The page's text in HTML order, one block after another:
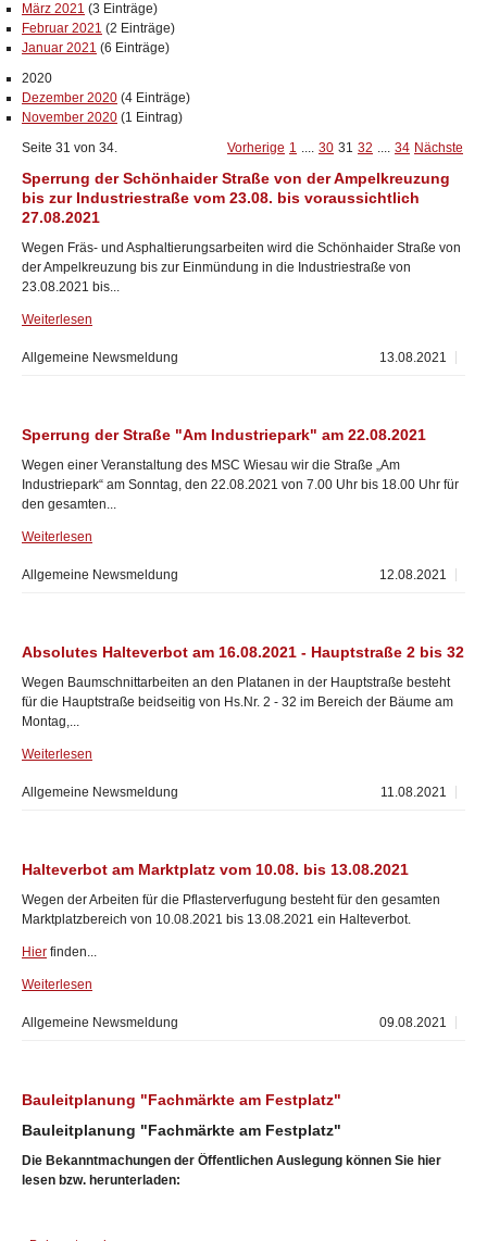
März 2021 (3 Einträge)
Februar 2021 (2 Einträge)
Januar 2021 (6 Einträge)
2020
Dezember 2020 (4 Einträge)
November 2020 (1 Eintrag)
Seite 31 von 34.
Vorherige 1 .... 30 31 32 .... 34 Nächste
Sperrung der Schönhaider Straße von der Ampelkreuzung
bis zur Industriestraße vom 23.08. bis voraussichtlich
27.08.2021
Wegen Fräs- und Asphaltierungsarbeiten wird die Schönhaider Straße von
der Ampelkreuzung bis zur Einmündung in die Industriestraße von
23.08.2021 bis...
Weiterlesen
13.08.2021
Allgemeine Newsmeldung
Sperrung der Straße "Am Industriepark" am 22.08.2021
Wegen einer Veranstaltung des MSC Wiesau wir die Straße „Am
Industriepark“ am Sonntag, den 22.08.2021 von 7.00 Uhr bis 18.00 Uhr für
den gesamten...
Weiterlesen
12.08.2021
Allgemeine Newsmeldung
Absolutes Halteverbot am 16.08.2021 - Hauptstraße 2 bis 32
Wegen Baumschnittarbeiten an den Platanen in der Hauptstraße besteht
für die Hauptstraße beidseitig von Hs.Nr. 2 - 32 im Bereich der Bäume am
Montag,...
Weiterlesen
11.08.2021
Allgemeine Newsmeldung
Halteverbot am Marktplatz vom 10.08. bis 13.08.2021
Wegen der Arbeiten für die Pflasterverfugung besteht für den gesamten
Marktplatzbereich von 10.08.2021 bis 13.08.2021 ein Halteverbot.
Hier finden...
Weiterlesen
09.08.2021
Allgemeine Newsmeldung
Bauleitplanung "Fachmärkte am Festplatz"
Bauleitplanung "Fachmärkte am Festplatz"
Die Bekanntmachungen der Öffentlichen Auslegung können Sie hier
lesen bzw. herunterladen: